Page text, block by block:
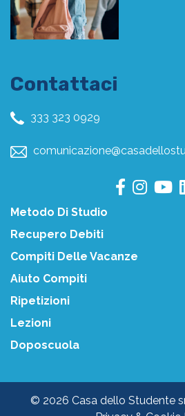
Contattaci
333 323 0929
Metodo Di Studio
Recupero Debiti
Compiti Delle Vacanze
Aiuto Compiti
Ripetizioni
Lezioni
Doposcuola
© 2026 Casa dello Studente